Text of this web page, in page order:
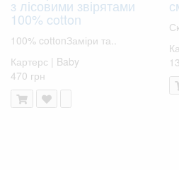
з лісовими звірятами
100% cotton
100% cottonЗаміри та..
Картерс | Baby
470 грн